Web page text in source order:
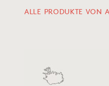
ALLE PRODUKTE VON